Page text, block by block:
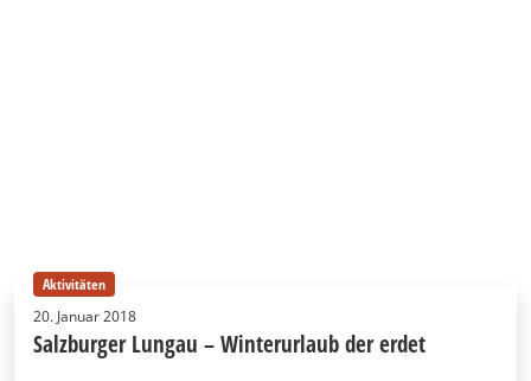
Aktivitäten
20. Januar 2018
Salzburger Lungau – Winterurlaub der erdet